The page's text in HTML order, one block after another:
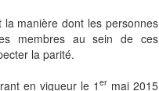
manière dont les personnes
membres au sein de ces
la parité.
en vigueur le 1er mai 2015